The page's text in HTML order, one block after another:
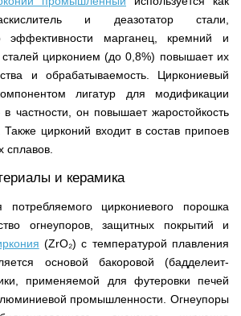
и деазотатор стали,
эффективности марганец, кремний и
сталей цирконием (до 0,8%) повышает их
и обрабатываемость. Циркониевый
лигатур для модификации
частности, он повышает жаростойкость
Также цирконий входит в состав припоев
сплавов.
и керамика
потребляемого циркониевого порошка
огнеупоров, защитных покрытий и
(ZrO₂) с температурой плавления
основой бакоровой (бадделеит-
применяемой для футеровки печей
промышленности. Огнеупоры